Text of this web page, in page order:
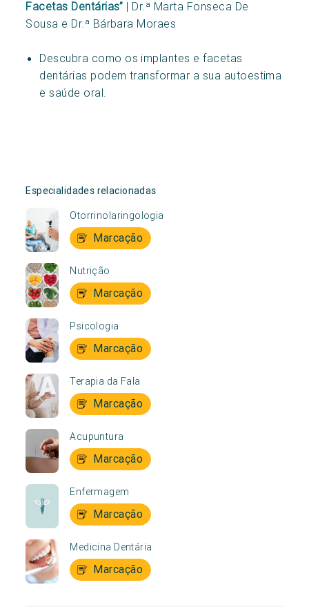
Facetas Dentárias” | Dr.ª Marta Fonseca De
Sousa e Dr.ª Bárbara Moraes
Descubra como os implantes e facetas
dentárias podem transformar a sua autoestima
e saúde oral.
Especialidades relacionadas
Otorrinolaringologia
Marcação
Nutrição
Marcação
Psicologia
Marcação
Terapia da Fala
Marcação
Acupuntura
Marcação
Enfermagem
Marcação
Medicina Dentária
Marcação